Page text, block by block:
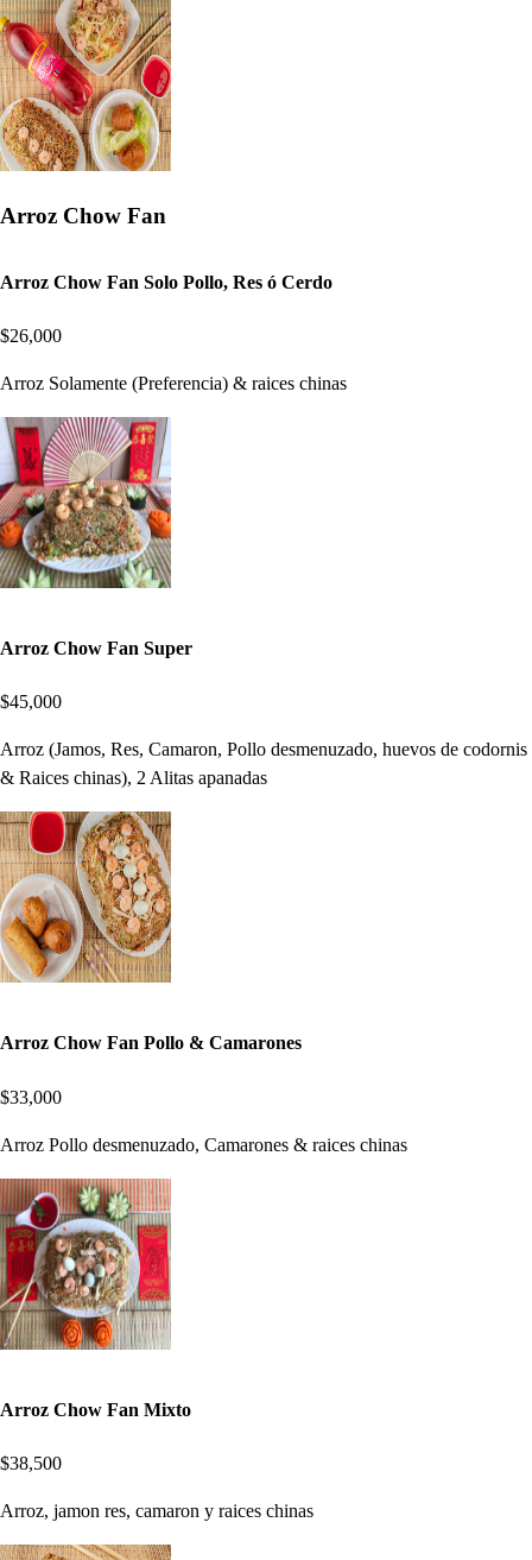
Arroz Chow Fan
Arroz Chow Fan Solo Pollo, Res ó Cerdo
$26,000
Arroz Solamente (Preferencia) & raices chinas
Arroz Chow Fan Super
$45,000
Arroz (Jamos, Res, Camaron, Pollo desmenuzado, huevos de codornis
& Raices chinas), 2 Alitas apanadas
Arroz Chow Fan Pollo & Camarones
$33,000
Arroz Pollo desmenuzado, Camarones & raices chinas
Arroz Chow Fan Mixto
$38,500
Arroz, jamon res, camaron y raices chinas